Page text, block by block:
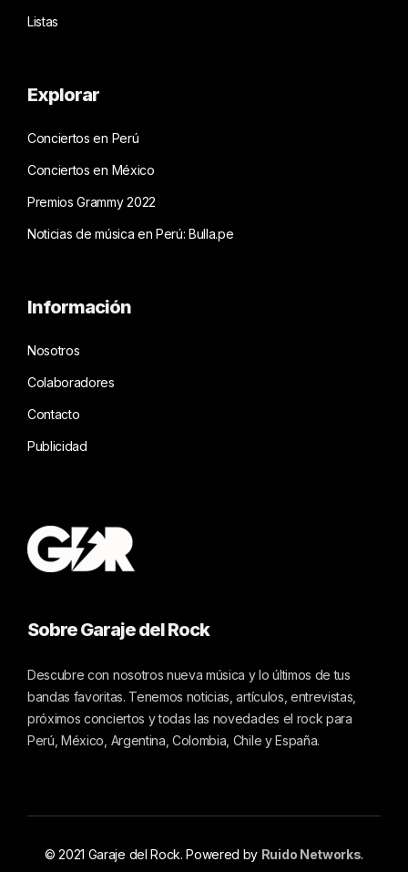
Listas
Explorar
Conciertos en Perú
Conciertos en México
Premios Grammy 2022
Noticias de música en Perú: Bulla.pe
Información
Nosotros
Colaboradores
Contacto
Publicidad
Sobre Garaje del Rock
Descubre con nosotros nueva música y lo últimos de tus
bandas favoritas. Tenemos noticias, artículos, entrevistas,
próximos conciertos y todas las novedades el rock para
Perú, México, Argentina, Colombia, Chile y España.
© 2021 Garaje del Rock. Powered by Ruido Networks.